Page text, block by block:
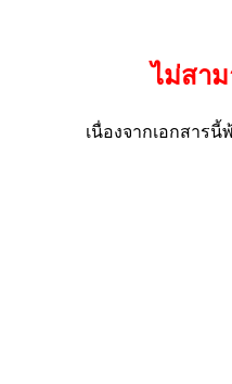
ไม่สาม
เนื่องจากเอกสาร